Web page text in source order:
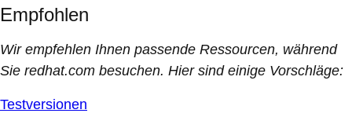
Empfohlen
Wir empfehlen Ihnen passende Ressourcen, während
Sie redhat.com besuchen. Hier sind einige Vorschläge:
Testversionen